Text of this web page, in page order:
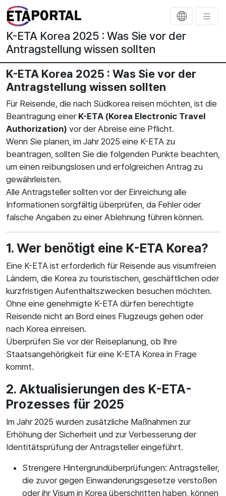
K-ETA Korea 2025 : Was Sie vor der
Antragstellung wissen sollten
K-ETA Korea 2025 : Was Sie vor der
Antragstellung wissen sollten
Für Reisende, die nach Südkorea reisen möchten, ist die
Beantragung einer K-ETA (Korea Electronic Travel
Authorization) vor der Abreise eine Pflicht.
Wenn Sie planen, im Jahr 2025 eine K-ETA zu
beantragen, sollten Sie die folgenden Punkte beachten,
um einen reibungslosen und erfolgreichen Antrag zu
gewährleisten.
Alle Antragsteller sollten vor der Einreichung alle
Informationen sorgfältig überprüfen, da Fehler oder
falsche Angaben zu einer Ablehnung führen können.
1. Wer benötigt eine K-ETA Korea?
Eine K-ETA ist erforderlich für Reisende aus visumfreien
Ländern, die Korea zu touristischen, geschäftlichen oder
kurzfristigen Aufenthaltszwecken besuchen möchten.
Ohne eine genehmigte K-ETA dürfen berechtigte
Reisende nicht an Bord eines Flugzeugs gehen oder
nach Korea einreisen.
Überprüfen Sie vor der Reiseplanung, ob Ihre
Staatsangehörigkeit für eine K-ETA Korea in Frage
kommt.
2. Aktualisierungen des K-ETA-
Prozesses für 2025
Im Jahr 2025 wurden zusätzliche Maßnahmen zur
Erhöhung der Sicherheit und zur Verbesserung der
Identitätsprüfung der Antragsteller eingeführt.
Strengere Hintergrundüberprüfungen: Antragsteller,
die zuvor gegen Einwanderungsgesetze verstoßen
oder ihr Visum in Korea überschritten haben, können